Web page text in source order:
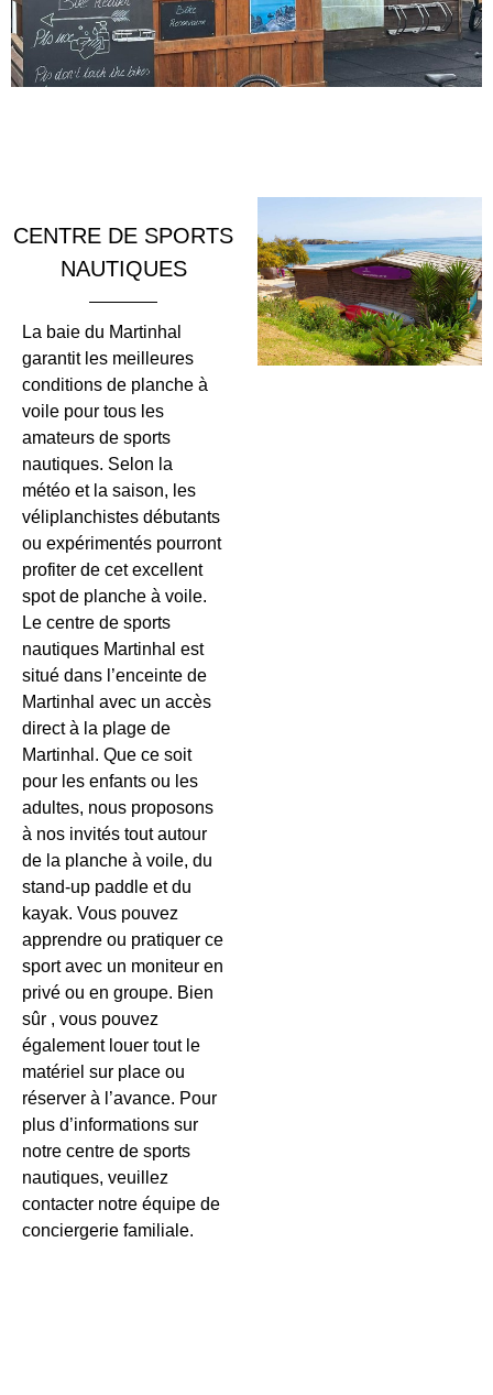
CENTRE DE SPORTS
NAUTIQUES
La baie du Martinhal
garantit les meilleures
conditions de planche à
voile pour tous les
amateurs de sports
nautiques. Selon la
météo et la saison, les
véliplanchistes débutants
ou expérimentés pourront
profiter de cet excellent
spot de planche à voile.
Le centre de sports
nautiques Martinhal est
situé dans l’enceinte de
Martinhal avec un accès
direct à la plage de
Martinhal. Que ce soit
pour les enfants ou les
adultes, nous proposons
à nos invités tout autour
de la planche à voile, du
stand-up paddle et du
kayak. Vous pouvez
apprendre ou pratiquer ce
sport avec un moniteur en
privé ou en groupe. Bien
sûr , vous pouvez
également louer tout le
matériel sur place ou
réserver à l’avance. Pour
plus d’informations sur
notre centre de sports
nautiques, veuillez
contacter notre équipe de
conciergerie familiale.